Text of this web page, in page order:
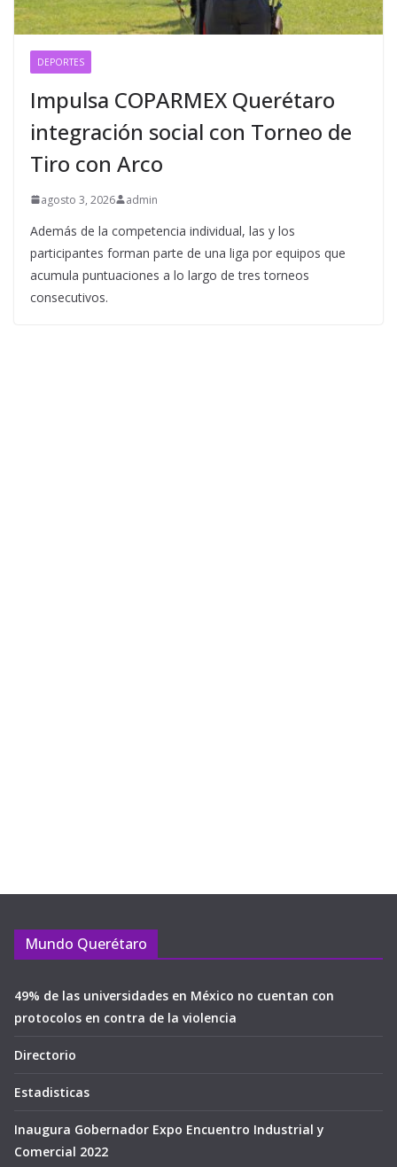
DEPORTES
Impulsa COPARMEX Querétaro
integración social con Torneo de
Tiro con Arco
agosto 3, 2026 admin
Además de la competencia individual, las y los
participantes forman parte de una liga por equipos que
acumula puntuaciones a lo largo de tres torneos
consecutivos.
Mundo Querétaro
49% de las universidades en México no cuentan con
protocolos en contra de la violencia
Directorio
Estadisticas
Inaugura Gobernador Expo Encuentro Industrial y
Comercial 2022